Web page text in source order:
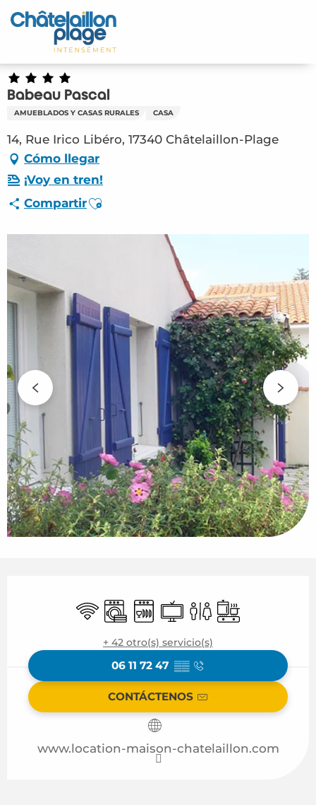
Aller
au
principal
Inicio – ES
Descubra
Actividades
Vivir
Citas
Su estancia - ES
HLO – Babeau Pascal (Châtelaillon-Plage)
Babeau Pascal
AMUEBLADOS Y CASAS RURALES CASA
14, Rue Irico Libéro, 17340 Châtelaillon-Plage
Cómo llegar
¡Voy en tren!
CompartirAjouter aux favoris
Wifi LavadoraLavavajillas
Televisión
AseosPlaca de
+ 42 otro(s) servicio(s)
06 11 72 47 ▒▒
CONTÁCTENOS
www.location-maison-chatelaillon.com